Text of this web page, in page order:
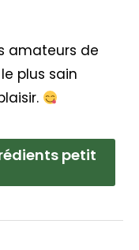
amateurs de
plus sain
petit